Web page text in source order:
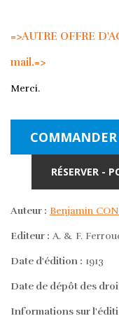
=>AUTRE OFFRE
mail.=>
Merci.
COMMANDER
RÉSERVER -
Auteur : Benjamin
Editeur : A. & F.
Date d'édition : 1913
Date de dépôt des
Informations sur